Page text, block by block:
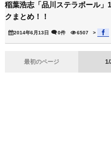
稲葉浩志「品川ステラボール」
クまとめ！！
2014年6月13日 0件 6507 >
最初のページ 1/